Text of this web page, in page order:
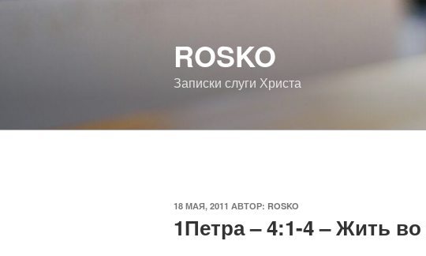
ROSKO
Записки слуги Христа
ОПУБЛИКОВАНО
18 МАЯ, 2011 АВТОР: ROSKO
1Петра – 4:1-4 – Жить